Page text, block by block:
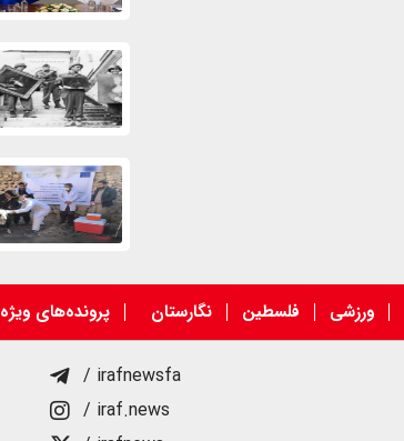
ورزشی فلسطین نگارستان پرونده‌های ویژه
/ irafnewsfa
/ iraf.news